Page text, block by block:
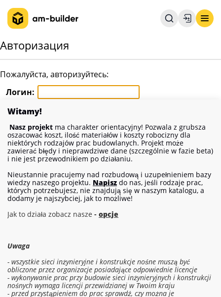
Авторизация
Пожалуйста, авторизуйтесь:
Логин:
Пароль:
Запомнить меня на этом компьютере
Забыли свой пароль?
Зарегистрироваться
Если вы впервые на сайте, заполните, пожалуйста,
регистрационную форму.
Witamy!
Nasz projekt ma charakter orientacyjny! Pozwala z grubsza
oszacować koszt, ilość materiałów i koszty robocizny dla
niektórych rodzajów prac budowlanych. Projekt może
zawierać błędy i nieprawdziwe dane (szczególnie w fazie beta)
i nie jest przewodnikiem po działaniu.
Nieustannie pracujemy nad rozbudową i uzupełnieniem bazy
wiedzy naszego projektu. Napisz do nas, jeśli rodzaje prac,
których potrzebujesz, nie znajdują się w naszym katalogu, a
dodamy je najszybciej, jak to możliwe!
Jak to działa zobacz nasze - opcje
Uwaga
- wszystkie sieci inżynieryjne i konstrukcje nośne muszą być
obliczone przez organizacje posiadające odpowiednie licencje
- wykonywanie prac przy budowie sieci inżynieryjnych i konstrukcji
nośnych wymaga licencji przewidzianej w Twoim kraju
- przed przystąpieniem do prac sprawdź, czy można je